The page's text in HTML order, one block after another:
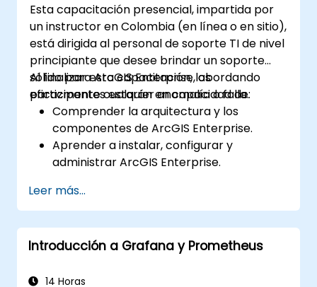
Esta capacitación presencial, impartida por
un instructor en Colombia (en línea o en sitio),
está dirigida al personal de soporte TI de nivel
principiante que desee brindar un soporte
sólido para ArcGIS Enterprise, abordando
eficazmente cualquier anomalía o falla.
Al finalizar esta capacitación, los
participantes estarán en capacidad de:
Comprender la arquitectura y los
componentes de ArcGIS Enterprise.
Aprender a instalar, configurar y
administrar ArcGIS Enterprise.
resolver problemas comunes.
Desarrollar competencia en el monitoreo
y mantenimiento de entornos de ArcGIS
Enterprise.
recuperación y optimización del
Leer más...
Introducción a Grafana y Prometheus
14 Horas